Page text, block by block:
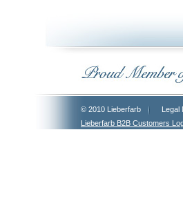
© 2010 Lieberfarb
Legal
Lieberfarb B2B Customers